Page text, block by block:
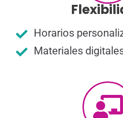
Horarios
Materiales